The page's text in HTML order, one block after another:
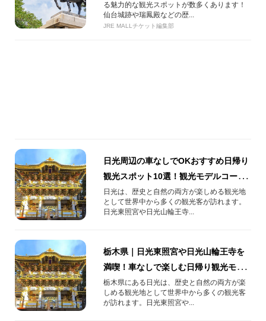
る魅力的な観光スポットが数多くあります！
仙台城跡や瑞鳳殿などの歴...
JRE MALLチケット編集部
日光周辺の車なしでOKおすすめ日帰り
観光スポット10選！観光モデルコース
もご紹介
日光は、歴史と自然の両方が楽しめる観光地
として世界中から多くの観光客が訪れます。
日光東照宮や日光山輪王寺...
栃木県｜日光東照宮や日光山輪王寺を
満喫！車なしで楽しむ日帰り観光モデ
ルコース
栃木県にある日光は、歴史と自然の両方が楽
しめる観光地として世界中から多くの観光客
が訪れます。日光東照宮や...